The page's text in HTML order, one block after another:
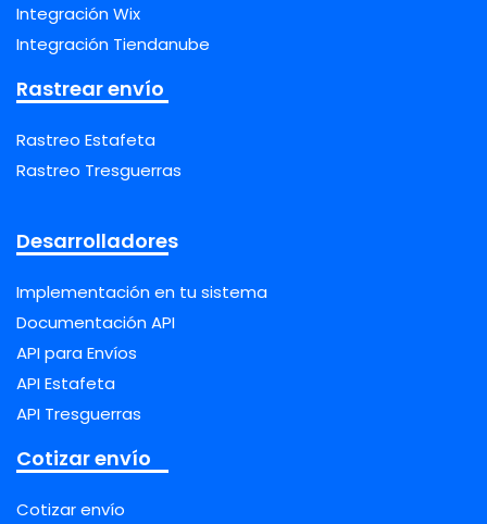
Integración Wix
Integración Tiendanube
Rastrear envío
Rastreo Estafeta
Rastreo Tresguerras
Desarrolladores
Implementación en tu sistema
Documentación API
API para Envíos
API Estafeta
API Tresguerras
Cotizar envío
Cotizar envío